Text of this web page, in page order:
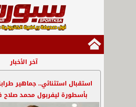
آخر الأخبار
استقبال استثنائي.. جماهير
بأسطورة ليفربول محمد صلاح